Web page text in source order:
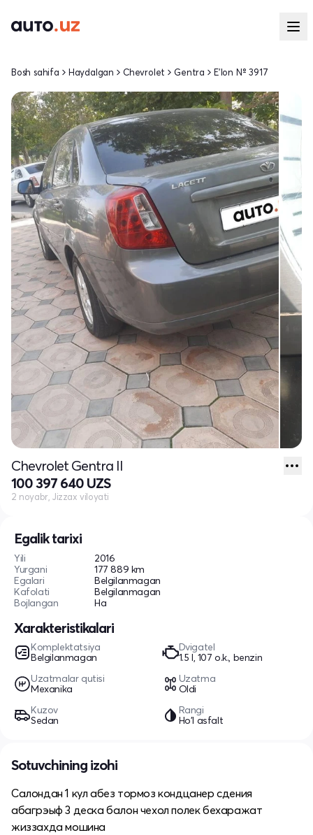
Egalik tarixi
Yili
2016
Yurgani
177 889 km
Egalari
Belgilanmagan
Kafolati
Belgilanmagan
Bojlangan
Ha
Xarakteristikalari
Komplektatsiya
Belgilanmagan
Dvigatel
1.5 l, 107 o.k., benzin
Uzatmalar qutisi
Mexanika
Uzatma
Oldi
Kuzov
Sedan
Rangi
Ho'l asfalt
Bosh sahifa Haydalgan Chevrolet Gentra E'lon № 3917
Chevrolet Gentra II
100 397 640 UZS
2 noyabr, Jizzax viloyati
Sotuvchining izohi
Салондан 1 кул абез тормоз кондцанер сдения
абагрэыф 3 деска балон чехол полек бехаражат
жиззахда мошина